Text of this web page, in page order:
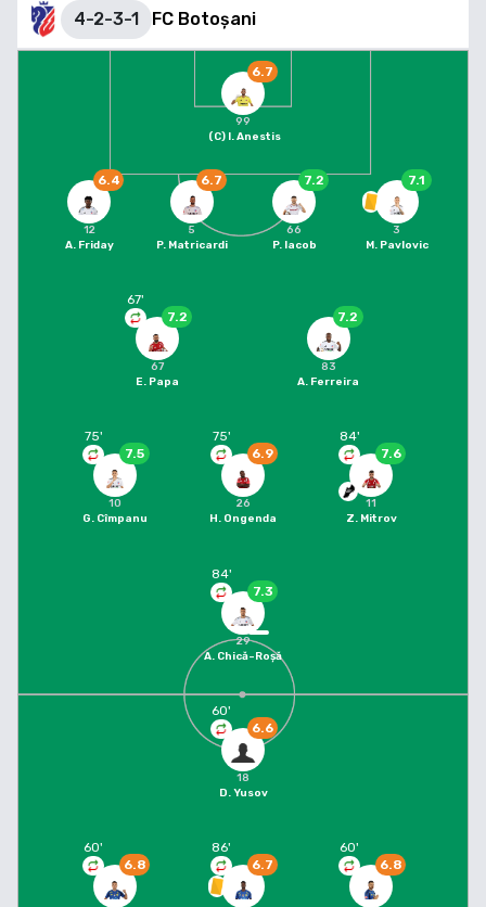
4-2-3-1 FC Botoșani
6.7
99
(C) I. Anestis
6.4
12
A. Friday
6.7
5
P. Matricardi
7.2
66
P. Iacob
7.1
3
M. Pavlovic
7.2
67'
67
E. Papa
7.2
83
A. Ferreira
7.5
75'
10
G. Cîmpanu
6.9
75'
26
H. Ongenda
7.6
84'
11
Z. Mitrov
7.3
84'
29
A. Chică-Roșă
6.6
60'
18
D. Yusov
6.8
60'
6.7
86'
6.8
60'